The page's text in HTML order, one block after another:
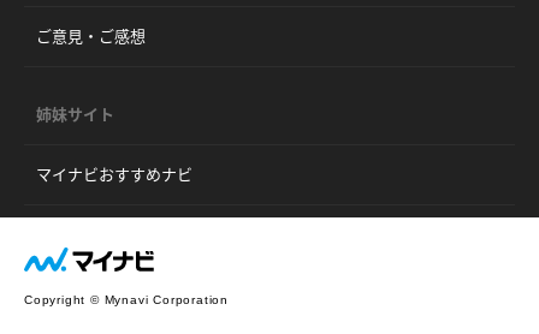
ご意見・ご感想
姉妹サイト
マイナビおすすめナビ
Copyright © Mynavi Corporation